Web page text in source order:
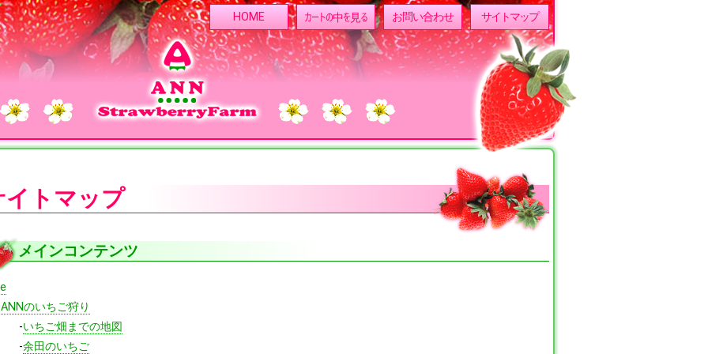
HOME カートの中を見る お問い合わせ サイトマップ
イトマップ
メインコンテンツ
ANNのいちご狩り
いちご畑までの地図
余田のいちご